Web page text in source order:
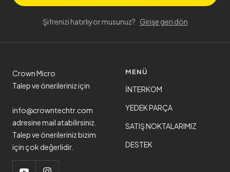
Şifrenizi hatırlıyor musunuz? Girişe geri dön
Crown Micro
Talep ve önerileriniz için
info@crowntechtr.com
adresine mail atabilirsiniz.
Talep ve önerileriniz bizim
için çok değerlidir.
MENÜ
İNTERKOM
YEDEK PARÇA
SATIŞ NOKTALARIMIZ
DESTEK